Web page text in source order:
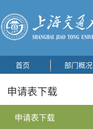
首页 部门概况
申请表下载
申请表下载